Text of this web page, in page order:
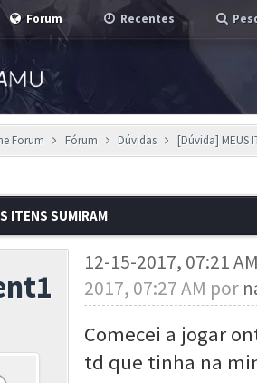
Forum Recentes
Forum Fórum Dúvidas [Dúvida] MEUS
ITENS SUMIRAM
12-15-2017, 07:21
2017, 07:27 AM por
Comecei a jogar
td que tinha na